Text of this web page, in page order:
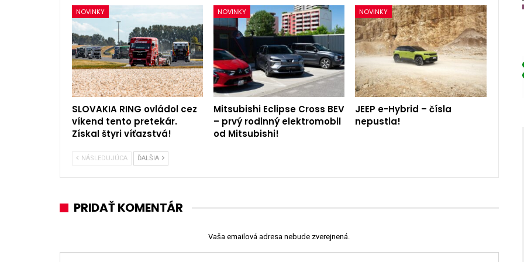
NOVINKY
SLOVAKIA RING ovládol cez
víkend tento pretekár.
Získal štyri víťazstvá!
NOVINKY
Mitsubishi Eclipse Cross BEV
– prvý rodinný elektromobil
od Mitsubishi!
NOVINKY
JEEP e-Hybrid – čísla
nepustia!
NÁSLEDUJÚCA ĎALŠIA
PRIDAŤ KOMENTÁR
Vaša emailová adresa nebude zverejnená.